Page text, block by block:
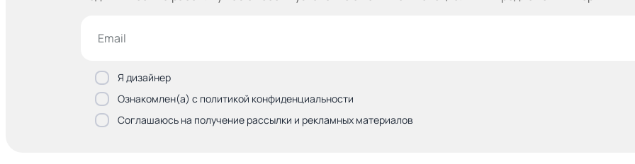
Я дизайнер
Ознакомлен(а) с политикой конфиденциальности
Соглашаюсь на получение рассылки и рекламных материалов